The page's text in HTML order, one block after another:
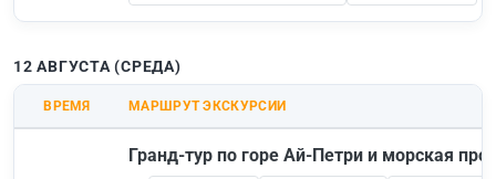
12 АВГУСТА (СРЕДА)
ВРЕМЯ МАРШРУТ ЭКСКУРСИИ
Гранд-тур по горе Ай-Петри и морская